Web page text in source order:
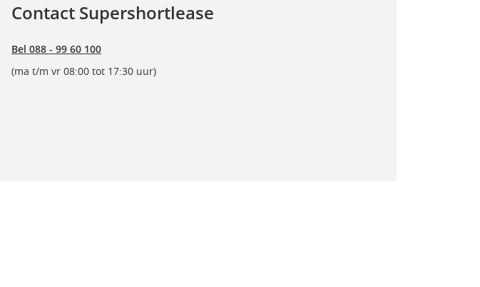
Contact Supershortlease
Bel 088 - 99 60 100
(ma t/m vr 08:00 tot 17:30 uur)